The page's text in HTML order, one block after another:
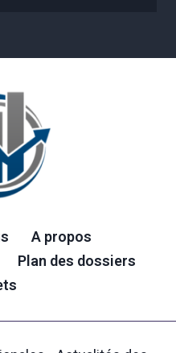
A propos
Plan des dossiers